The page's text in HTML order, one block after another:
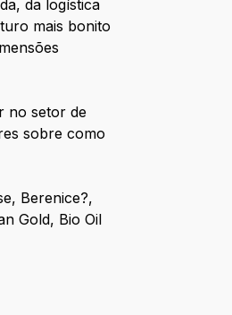
da logística
mais bonito
no setor de
sobre como
Berenice?,
Gold, Bio Oil